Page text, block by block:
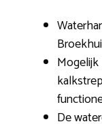
Mogelijk
De